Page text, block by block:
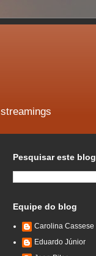
Pesquisar este blog
Equipe do blog
Carolina Cassese
Eduardo Júnior